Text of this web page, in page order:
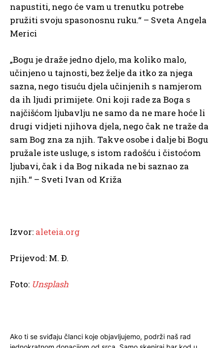
napustiti, nego će vam u trenutku potrebe
pružiti svoju spasonosnu ruku.“ – Sveta Angela
Merici
„Bogu je draže jedno djelo, ma koliko malo,
učinjeno u tajnosti, bez želje da itko za njega
sazna, nego tisuću djela učinjenih s namjerom
da ih ljudi primijete. Oni koji rade za Boga s
najčišćom ljubavlju ne samo da ne mare hoće li
drugi vidjeti njihova djela, nego čak ne traže da
sam Bog zna za njih. Takve osobe i dalje bi Bogu
pružale iste usluge, s istom radošću i čistoćom
ljubavi, čak i da Bog nikada ne bi saznao za
njih.“ – Sveti Ivan od Križa
Izvor: aleteia.org
Prijevod: M. Đ.
Foto: Unsplash
Ako ti se sviđaju članci koje objavljujemo, podrži naš rad